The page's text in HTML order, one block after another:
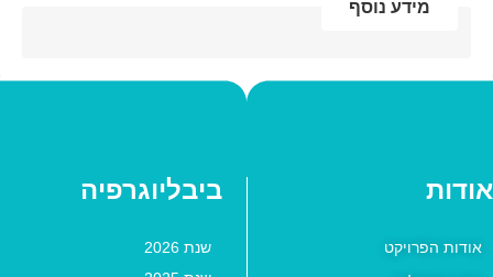
מידע נוסף
אודות
אודות הפרויקט
ביבליוגרפיה
שנת 2026